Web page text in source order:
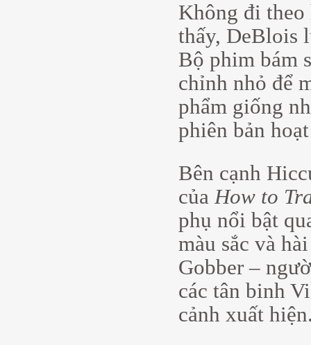
Không đi theo
thấy, DeBlois
Bộ phim bám
chỉnh nhỏ để
phẩm giống
phiên bản
Bên cạnh
củaHow to
phụ nổi bật
màu sắc và
Gobber –
các tân binh
cảnh xuất